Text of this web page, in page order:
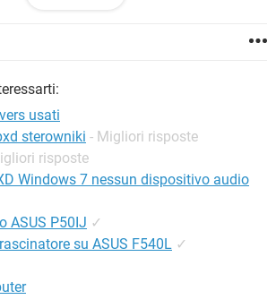
usati
sterowniki - Migliori risposte
risposte
Windows 7 nessun dispositivo audio
ASUS P50IJ ✓
su ASUS F540L ✓